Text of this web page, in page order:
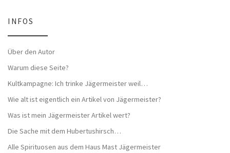
INFOS
Über den Autor
Warum diese Seite?
Kultkampagne: Ich trinke Jägermeister weil…
Wie alt ist eigentlich ein Artikel von Jägermeister?
Was ist mein Jägermeister Artikel wert?
Die Sache mit dem Hubertushirsch…
Alle Spirituosen aus dem Haus Mast Jägermeister